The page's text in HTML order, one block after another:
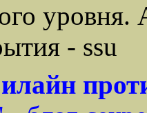
- ssu